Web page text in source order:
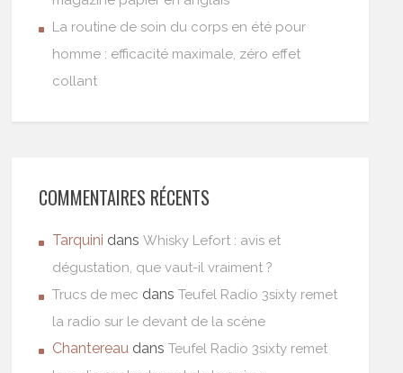
La routine de soin du corps en été pour
homme : efficacité maximale, zéro effet
collant
COMMENTAIRES RÉCENTS
Tarquini dansWhisky Lefort : avis et
dégustation, que vaut-il vraiment ?
Trucs de mec dansTeufel Radio 3sixty remet
la radio sur le devant de la scène
Chantereau dansTeufel Radio 3sixty remet